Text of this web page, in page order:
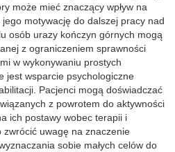
może mieć znaczący wpływ na
motywację do dalszej pracy nad
osób urazy kończyn górnych mogą
z ograniczeniem sprawności
w wykonywaniu prostych
jest wsparcie psychologiczne
Pacjenci mogą doświadczać
z powrotem do aktywności
ich postawy wobec terapii i
zwrócić uwagę na znaczenie
sobie małych celów do